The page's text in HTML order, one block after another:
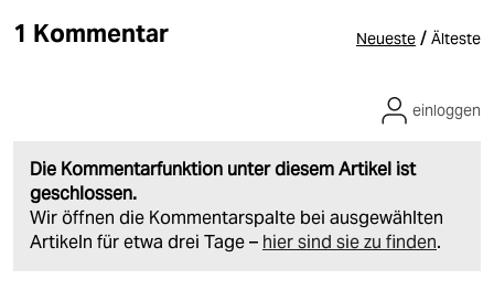
1 Kommentar Neueste / Älteste
Die Kommentarfunktion unter diesem Artikel ist
geschlossen.
Wir öffnen die Kommentarspalte bei ausgewählten
Artikeln für etwa drei Tage – hier sind sie zu finden.
einloggen